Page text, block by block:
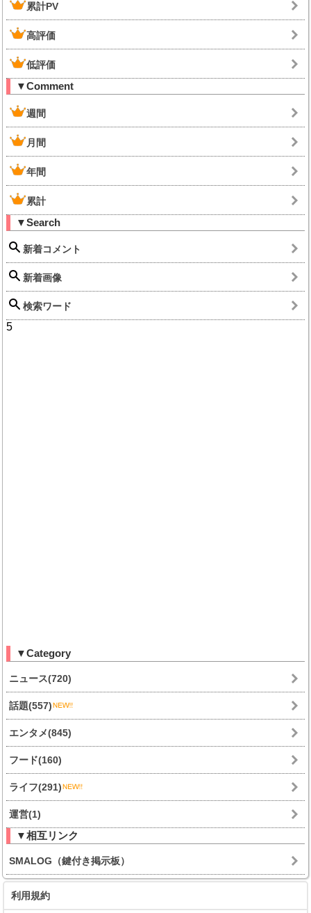
累計PV
高評価
低評価
▼Comment
週間
月間
年間
累計
▼Search
新着コメント
新着画像
検索ワード
5
▼Category
ニュース(720)
話題(557)
エンタメ(845)
フード(160)
ライフ(291)
運営(1)
▼相互リンク
SMALOG（鍵付き掲示板）
利用規約